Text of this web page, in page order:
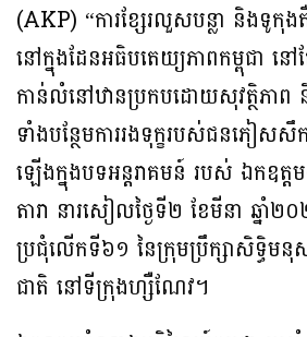
(AKP) “ការខ្សែរលួសបន្លា និងទូកុង
នៅក្នុងដែនអធិបតេយ្យភាពកម្ពុជា នៅ
កាន់លំនៅឋានប្រកបដោយសុវត្ថិភាព និ
ទាំងបន្ថែមការរងទុក្ខរបស់ជនភៀសសឹ
ឡើងក្នុងបទអន្តរាគមន៍ របស់ ឯកឧត្ត
តារា នារសៀលថ្ងៃទី២ ខែមីនា ឆ្ន
ប្រជុំលើកទី៦១ នៃក្រុមប្រឹក្សាសិទ្ធិមនុ
ជាតិ នៅទីក្រុងហ្សឺណែវ។